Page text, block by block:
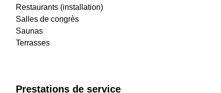
Restaurants (installation)
Salles de congrès
Saunas
Terrasses
Prestations de service